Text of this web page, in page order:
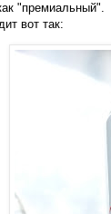
"премиальный".
вот так: